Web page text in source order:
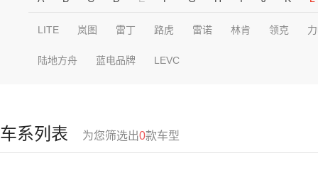
LITE 岚图 雷丁 路虎 雷诺 林肯 领克
陆地方舟 蓝电品牌 LEVC
车系列表 为您筛选出0款车型